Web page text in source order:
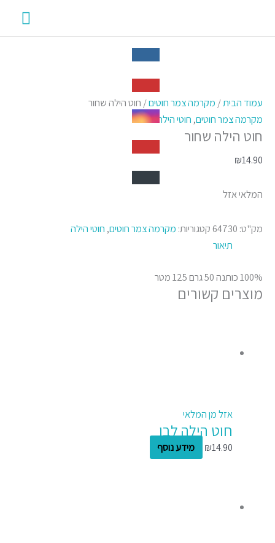
עמוד הבית/ מקרמה צמר חוטים/ חוט הילה שחור
מקרמה צמר חוטים, חוטי הילה
חוט הילה שחור
₪14.90
המלאי אזל
מק"ט: 64730 קטגוריות: מקרמה צמר חוטים, חוטי הילה
תיאור
100% כותנה 50 גרם 125 מטר
מוצרים קשורים
אזל מן המלאי
חוט הילה לבן
₪14.90 מידע נוסף